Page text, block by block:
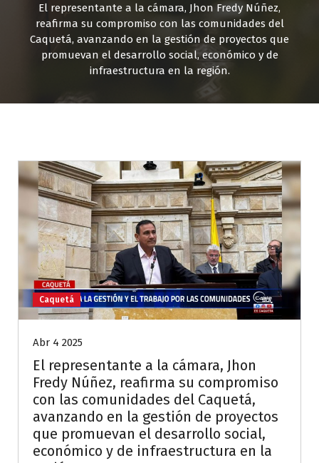
El representante a la cámara, Jhon Fredy Núñez,
reafirma su compromiso con las comunidades del
Caquetá, avanzando en la gestión de proyectos que
promuevan el desarrollo social, económico y de
infraestructura en la región.
Caquetá
Abr 4 2025
El representante a la cámara, Jhon
Fredy Núñez, reafirma su compromiso
con las comunidades del Caquetá,
avanzando en la gestión de proyectos
que promuevan el desarrollo social,
económico y de infraestructura en la